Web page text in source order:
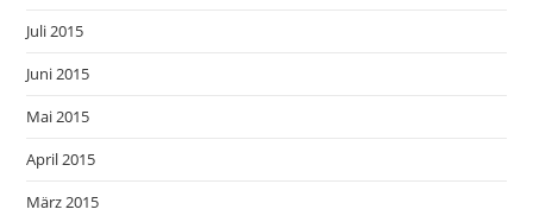
Juli 2015
Juni 2015
Mai 2015
April 2015
März 2015